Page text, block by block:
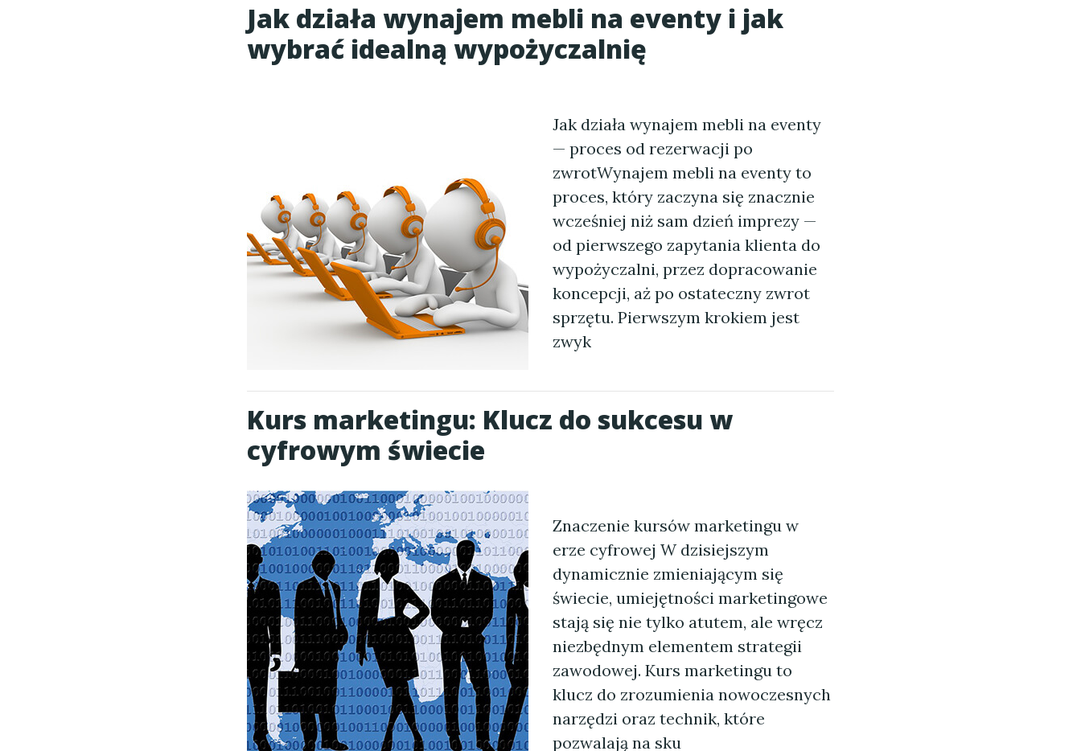
Jak działa wynajem mebli na eventy i jak
wybrać idealną wypożyczalnię
Jak działa wynajem mebli na eventy
— proces od rezerwacji po
zwrotWynajem mebli na eventy to
proces, który zaczyna się znacznie
wcześniej niż sam dzień imprezy —
od pierwszego zapytania klienta do
wypożyczalni, przez dopracowanie
koncepcji, aż po ostateczny zwrot
sprzętu. Pierwszym krokiem jest
zwyk
Kurs marketingu: Klucz do sukcesu w
cyfrowym świecie
Znaczenie kursów marketingu w
erze cyfrowej W dzisiejszym
dynamicznie zmieniającym się
świecie, umiejętności marketingowe
stają się nie tylko atutem, ale wręcz
niezbędnym elementem strategii
zawodowej. Kurs marketingu to
klucz do zrozumienia nowoczesnych
narzędzi oraz technik, które
pozwalają na sku